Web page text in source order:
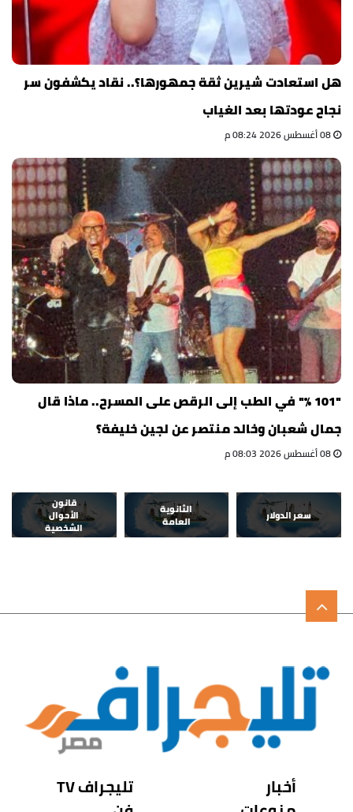
هل استعادت شيرين ثقة جمهورها؟.. نقاد يكشفون سر
نجاح عودتها بعد الغياب
"101 %" في الطب إلى الرقص على المسرح.. ماذا قال
جمال شعبان وخالد منتصر عن لجين خليفة؟
سعر الدولار
الثانوية
العامة
قانون
الأحوال
الشخصية
أخبار
تليجراف TV